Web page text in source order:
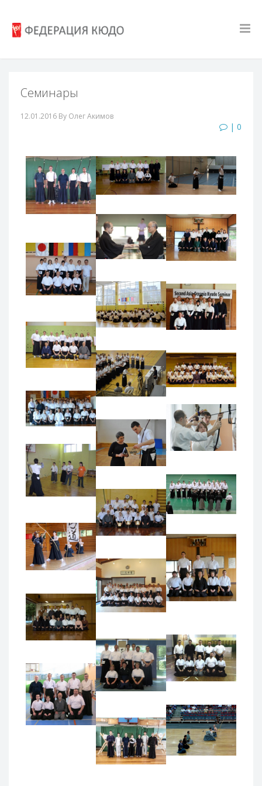
Семинары
12.01.2016 By Олег Акимов
| 0